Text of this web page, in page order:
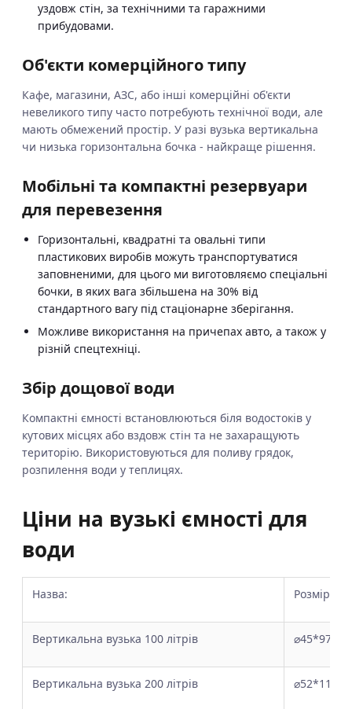
уздовж стін, за технічними та гаражними
прибудовами.
Об'єкти комерційного типу
Кафе, магазини, АЗС, або інші комерційні об'єкти
невеликого типу часто потребують технічної води, але
мають обмежений простір. У разі вузька вертикальна
чи низька горизонтальна бочка - найкраще рішення.
Мобільні та компактні резервуари
для перевезення
Горизонтальні, квадратні та овальні типи
пластикових виробів можуть транспортуватися
заповненими, для цього ми виготовляємо спеціальні
бочки, в яких вага збільшена на 30% від
стандартного вагу під стаціонарне зберігання.
Можливе використання на причепах авто, а також у
різній спецтехніці.
Збір дощової води
Компактні ємності встановлюються біля водостоків у
кутових місцях або вздовж стін та не захаращують
територію. Використовуються для поливу грядок,
розпилення води у теплицях.
Ціни на вузькі ємності для
води
Назва: Розмір:
Вертикальна вузька 100 літрів ⌀45*97
Вертикальна вузька 200 літрів ⌀52*118